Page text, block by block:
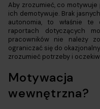
Aby zrozumieć, co
ich demotywuje. Brak
autonomia, to właśnie te
raportach dotyczących
pracowników nie należy
ograniczać się do
zrozumieć potrzeby i
Motywacja
wewnętrzna?